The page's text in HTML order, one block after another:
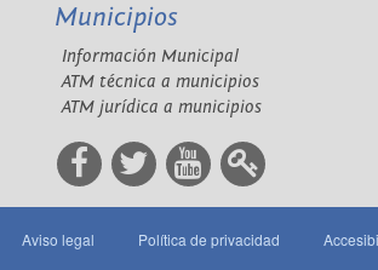
Municipios
Información Municipal
ATM técnica a municipios
ATM jurídica a municipios
Aviso legal Política de privacidad